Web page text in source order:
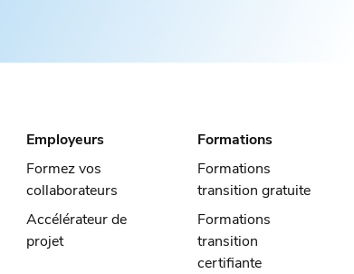
Employeurs
Formez vos
collaborateurs
Accélérateur de
projet
Formations
Formations
transition gratuite
Formations
transition
certifiante